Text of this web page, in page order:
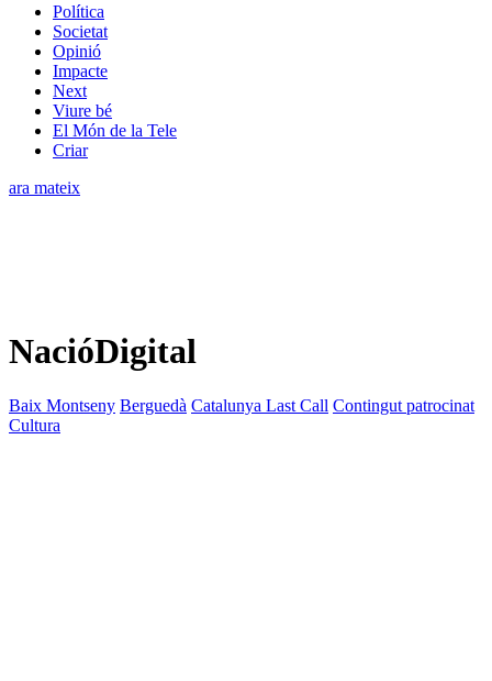
Política
Societat
Opinió
Impacte
Next
Viure bé
El Món de la Tele
Criar
ara mateix
NacióDigital
Baix Montseny Berguedà Catalunya Last Call Contingut patrocinat
Cultura